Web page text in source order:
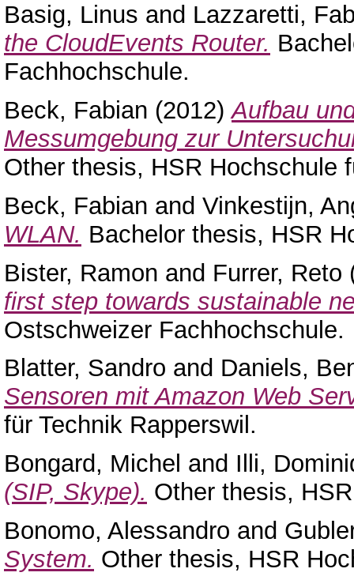
Basig, Linus and Lazzaretti,
the CloudEvents Router.
Fachhochschule.
Beck, Fabian (2012)Aufbau
Messumgebung zur
Other thesis, HSR Hochschule
Beck, Fabian and Vinkestijn,
WLAN. Bachelor thesis, HSR
Bister, Ramon and Furrer, Reto
first step towards sustainable
Ostschweizer Fachhochschule.
Blatter, Sandro and Daniels,
Sensoren mit Amazon Web
für Technik Rapperswil.
Bongard, Michel and Illi,
(SIP, Skype). Other thesis,
Bonomo, Alessandro and
System. Other thesis, HSR